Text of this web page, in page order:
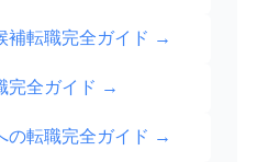
補転職完全ガイド →
完全ガイド →
の転職完全ガイド →